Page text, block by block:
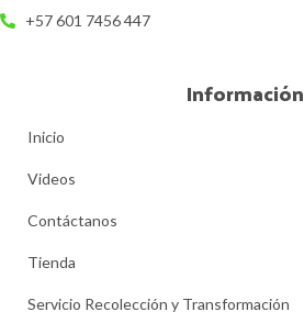
+57 601 7456 447
Información
Inicio
Videos
Contáctanos
Tienda
Servicio Recolección y Transformación